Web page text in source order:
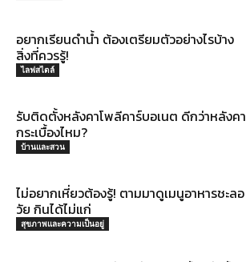
อยากเรียนดำน้ำ ต้องเตรียมตัวอย่างไรบ้าง
สิ่งที่ควรรู้!
ไลฟสไตล์
รับติดตั้งหลังคาโพลีคาร์บอเนต ดีกว่าหลังคา
กระเบื้องไหม?
บ้านและสวน
ไม่อยากเหี่ยวต้องรู้! ตามมาดูเมนูอาหารชะลอ
วัย กินได้ไม่แก่
สุขภาพและความเป็นอยู่